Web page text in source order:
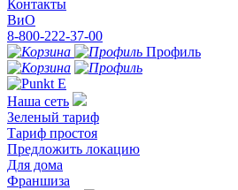
Контакты
ВиО
8-800-222-37-00
Профиль
Наша сеть
Зеленый тариф
Тариф простоя
Предложить локацию
Для дома
Франшиза